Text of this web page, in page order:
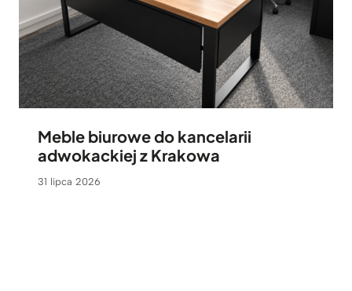
Meble biurowe do kancelarii
adwokackiej z Krakowa
31 lipca 2026